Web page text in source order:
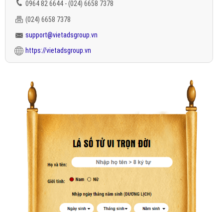
0964 82 6644 - (024) 6658 7378
(024) 6658 7378
support@vietadsgroup.vn
https://vietadsgroup.vn